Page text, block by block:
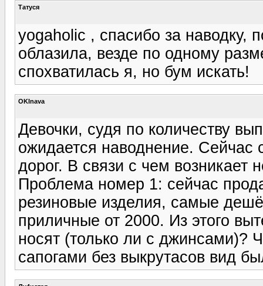
Татуся
yogaholic , спасибо за
облазила, везде по одному
спохватилась я, но бум искать!
OKInava
Девочки, судя по количеству
ожидается наводнение. Сейчас
дорог. В связи с чем возникает
Проблема номер 1: сейчас
резиновые изделия, самые
приличные от 2000. Из этого
носят (только ли с
сапогами без выкрутасов вид